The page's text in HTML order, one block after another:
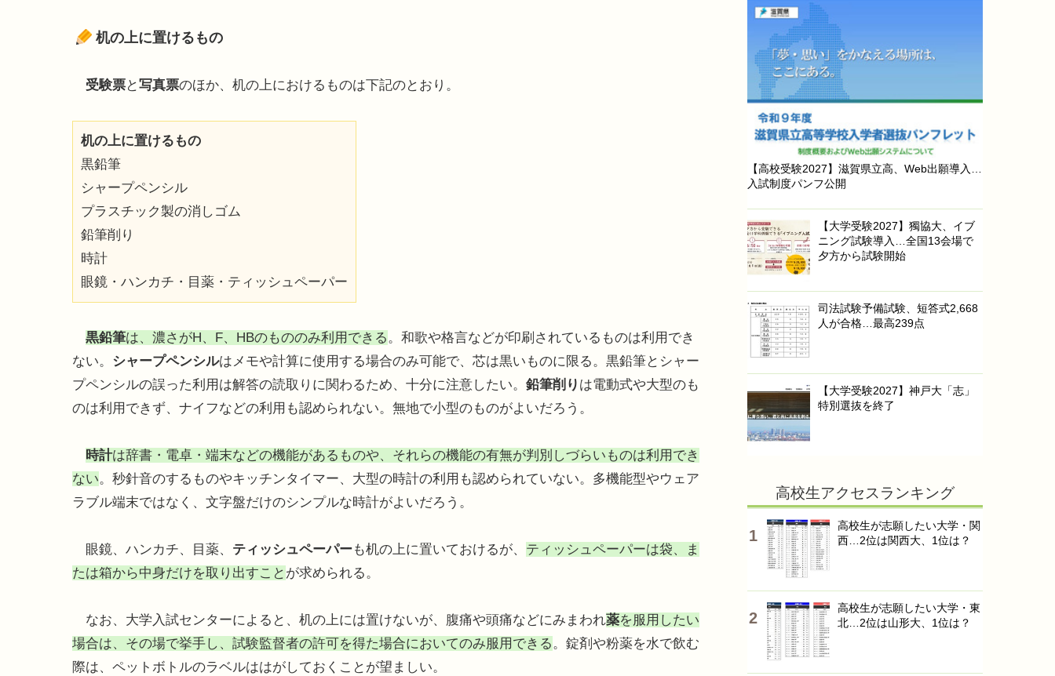
机の上に置けるもの
受験票と写真票のほか、机の上におけるものは下記のとおり。
机の上に置けるもの
黒鉛筆
シャープペンシル
プラスチック製の消しゴム
鉛筆削り
時計
眼鏡・ハンカチ・目薬・ティッシュペーパー
黒鉛筆は、濃さがH、F、HBのもののみ利用できる。和歌や格言などが印刷されているものは利用でき
ない。 シャープペンシルはメモや計算に使用する場合のみ可能で、芯は黒いものに限る。黒鉛筆とシャー
プペンシルの誤った利用は解答の読取りに関わるため、十分に注意したい。 鉛筆削り は電動式や大型のも
のは利用できず、ナイフなどの利用も認められない。無地で小型のものがよいだろう。
時計は辞書・電卓・端末などの機能があるものや、それらの機能の有無が判別しづらいものは利用でき
ない。秒針音のするものやキッチンタイマー、大型の時計の利用も認められていない。多機能型やウェア
ラブル端末ではなく、文字盤だけのシンプルな時計がよいだろう。
眼鏡、ハンカチ、目薬、 ティッシュペーパーも机の上に置いておけるが、 ティッシュペーパーは袋、ま
たは箱から中身だけを取り出すこと が求められる。
なお、大学入試センターによると、机の上には置けないが、腹痛や頭痛などにみまわれ薬を服用したい
場合は、その場で挙手し、試験監督者の許可を得た場合においてのみ服用できる。錠剤や粉薬を水で飲む
際は、ペットボトルのラベルははがしておくことが望ましい。
【高校受験2027】滋賀県立高、Web出願導入…
入試制度パンフ公開
【大学受験2027】獨協大、イブ
ニング試験導入…全国13会場で
夕方から試験開始
司法試験予備試験、短答式2,668
人が合格…最高239点
【大学受験2027】神戸大「志」
特別選抜を終了
高校生アクセスランキング
高校生が志願したい大学・関
西…2位は関西大、1位は？
高校生が志願したい大学・東
北…2位は山形大、1位は？